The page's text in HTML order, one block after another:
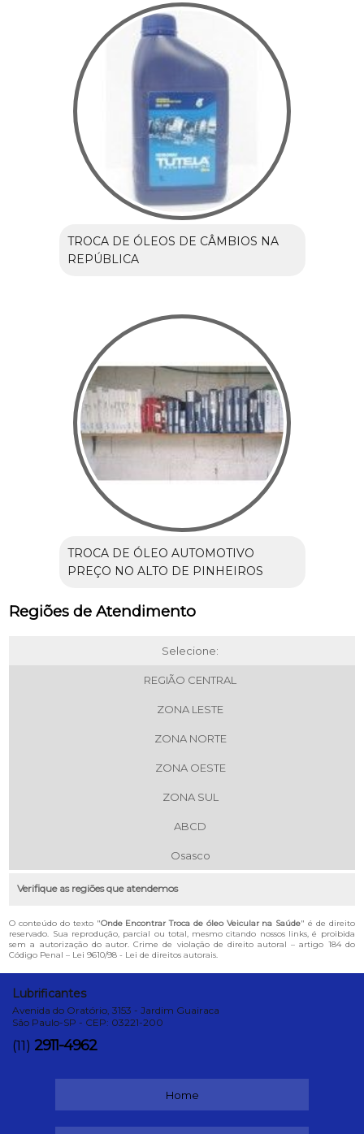
TROCA DE ÓLEOS DE CÂMBIOS NA
REPÚBLICA
TROCA DE ÓLEO AUTOMOTIVO
PREÇO NO ALTO DE PINHEIROS
Regiões de Atendimento
Selecione:
REGIÃO CENTRAL
ZONA LESTE
ZONA NORTE
ZONA OESTE
ZONA SUL
ABCD
Osasco
Verifique as regiões que atendemos
O conteúdo do texto "Onde Encontrar Troca de óleo Veicular na Saúde" é de direito
reservado. Sua reprodução, parcial ou total, mesmo citando nossos links, é proibida
sem a autorização do autor. Crime de violação de direito autoral – artigo 184 do
Código Penal – Lei 9610/98 - Lei de direitos autorais.
Lubrificantes
Avenida do Oratório, 3153 - Jardim Guairaca
São Paulo-SP - CEP: 03221-200
(11) 2911-4962
Home